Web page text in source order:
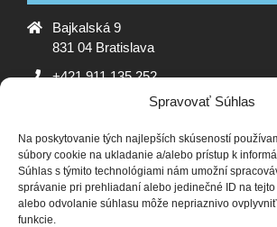
Spravovať Súhlas
Na poskytovanie tých najlepších skúseností
súbory cookie na ukladanie a/alebo prístup k
Súhlas s týmito technológiami nám umožní
správanie pri prehliadaní alebo jedinečné ID na
alebo odvolanie súhlasu môže nepriaznivo
funkcie.
Bajkalská 9
831 04 Bratislava
+421 911 135 252
ADROSKO
Stanovy OZ Ochrana osobných
používania súborov cookie (EÚ)